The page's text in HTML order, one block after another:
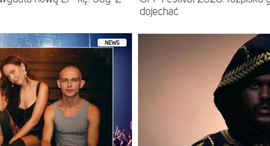
dojechać
NEWS